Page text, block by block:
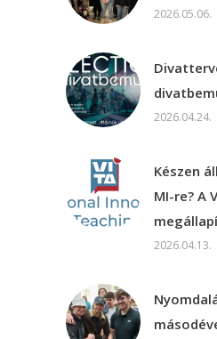
2026.05.06.
2026.04.24.
Készen
MI-re? A
2026.04.13.